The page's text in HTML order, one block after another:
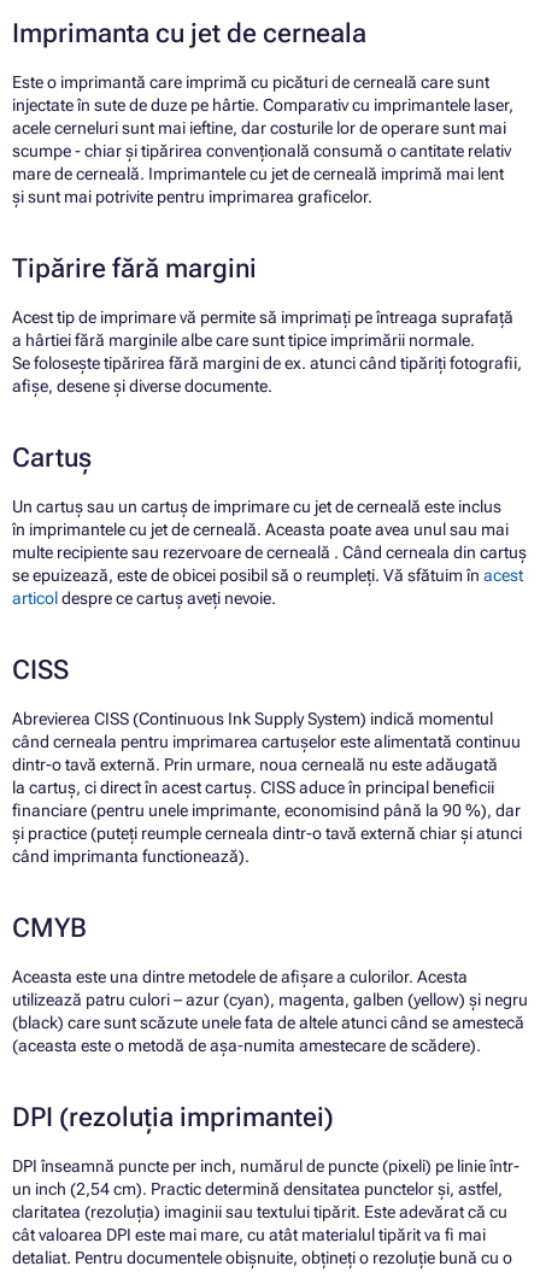
Imprimanta cu jet de cerneala
Este o imprimantă care imprimă cu picături de cerneală care sunt
injectate în sute de duze pe hârtie. Comparativ cu imprimantele laser,
acele cerneluri sunt mai ieftine, dar costurile lor de operare sunt mai
scumpe - chiar și tipărirea convențională consumă o cantitate relativ
mare de cerneală. Imprimantele cu jet de cerneală imprimă mai lent
și sunt mai potrivite pentru imprimarea graficelor.
Tipărire fără margini
Acest tip de imprimare vă permite să imprimați pe întreaga suprafață
a hârtiei fără marginile albe care sunt tipice imprimării normale.
Se folosește tipărirea fără margini de ex. atunci când tipăriți fotografii,
afișe, desene și diverse documente.
Cartuș
Un cartuș sau un cartuș de imprimare cu jet de cerneală este inclus
în imprimantele cu jet de cerneală. Aceasta poate avea unul sau mai
multe recipientesau rezervoarede cerneală . Când cerneala din cartuș
se epuizează, este de obicei posibil să o reumpleți. Vă sfătuim în acest
articoldespre ce cartuș aveți nevoie.
CISS
Abrevierea CISS (Continuous Ink Supply System) indică momentul
când cerneala pentru imprimarea cartușelor este alimentată continuu
dintr-o tavă externă. Prin urmare, noua cerneală nu este adăugată
la cartuș, ci direct în acest cartuș. CISS aduce în principal beneficii
financiare (pentru unele imprimante, economisind până la 90 %), dar
și practice (puteți reumple cerneala dintr-o tavă externă chiar și atunci
când imprimanta functionează).
CMYB
Aceasta este una dintre metodele de afișare a culorilor. Acesta
utilizează patru culori – azur (cyan), magenta, galben (yellow) și negru
(black) care sunt scăzute unele fata de altele atunci când se amestecă
(aceasta este o metodă de așa-numita amestecare de scădere).
DPI (rezoluția imprimantei)
DPI înseamnă puncte per inch, numărul de puncte (pixeli) pe linie într-
un inch (2,54 cm). Practic determină densitatea punctelor și, astfel,
claritatea (rezoluția) imaginii sau textului tipărit. Este adevărat că cu
cât valoarea DPI este mai mare, cu atât materialul tipărit va fi mai
detaliat. Pentru documentele obișnuite, obțineți o rezoluție bună cu o